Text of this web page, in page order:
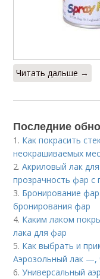
Читать дальше →
Последние
1. Как покрасить
неокрашиваемых
2.Акриловый лак
прозрачность фар
3. Бронирование
бронирования фар
4. Каким лаком
лака для фар
5. Как выбрать и
Аэрозольный лак —,
6.Универсальный